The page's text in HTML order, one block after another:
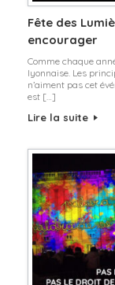
Fête des
encourager
Comme chaque
lyonnaise. Les
n’aiment pas cet
est […]
Lire la suite